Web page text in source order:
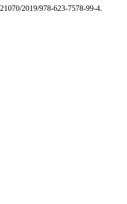
2019/978-623-7578-99-4.